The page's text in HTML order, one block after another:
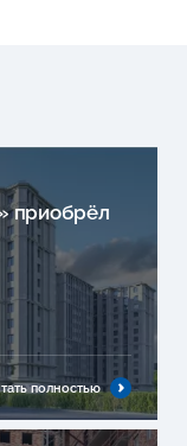
приобрёл
полностью